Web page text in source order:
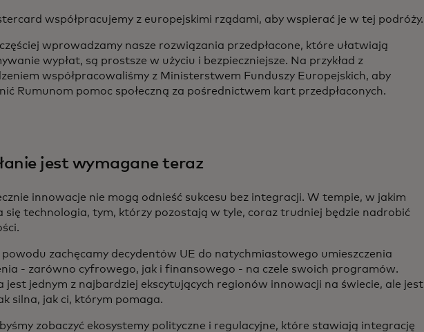
współpracujemy z europejskimi rządami, aby wspierać je w tej podróży.
wprowadzamy nasze rozwiązania przedpłacone, które ułatwiają
wypłat, są prostsze w użyciu i bezpieczniejsze. Na przykład z
współpracowaliśmy z Ministerstwem Funduszy Europejskich, aby
Rumunom pomoc społeczną za pośrednictwem kart przedpłaconych.
jest wymagane teraz
innowacje nie mogą odnieść sukcesu bez integracji. W tempie, w jakim
się technologia, tym, którzy pozostają w tyle, coraz trudniej będzie nadrobić
zachęcamy decydentów UE do natychmiastowego umieszczenia
- zarówno cyfrowego, jak i finansowego - na czele swoich programów.
jest jednym z najbardziej ekscytujących regionów innowacji na świecie, ale jest
silna, jak ci, którym pomaga.
zobaczyć ekosystemy polityczne i regulacyjne, które stawiają integrację